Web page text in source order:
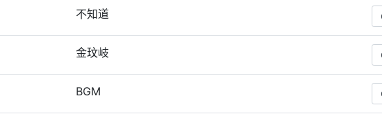
不知道
金玟岐
BGM